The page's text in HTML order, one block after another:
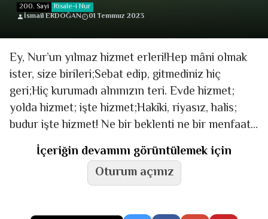
200. Sayi Risale-i Nur
İsmail ERDOĞAN
01 Temmuz 2023
Ey, Nur’un yılmaz hizmet erleri!Hep mâni olmak
ister, size birileri;Sebat edip, gitmediniz hiç
geri;Hiç kurumadı alnınızın teri. Evde hizmet;
yolda hizmet; işte hizmet;Hakiki, riyasız, halis;
budur işte hizmet! Ne bir beklenti ne bir menfaati
var;Vefakâr,
İçeriğin devamını görüntülemek için
Oturum açınız